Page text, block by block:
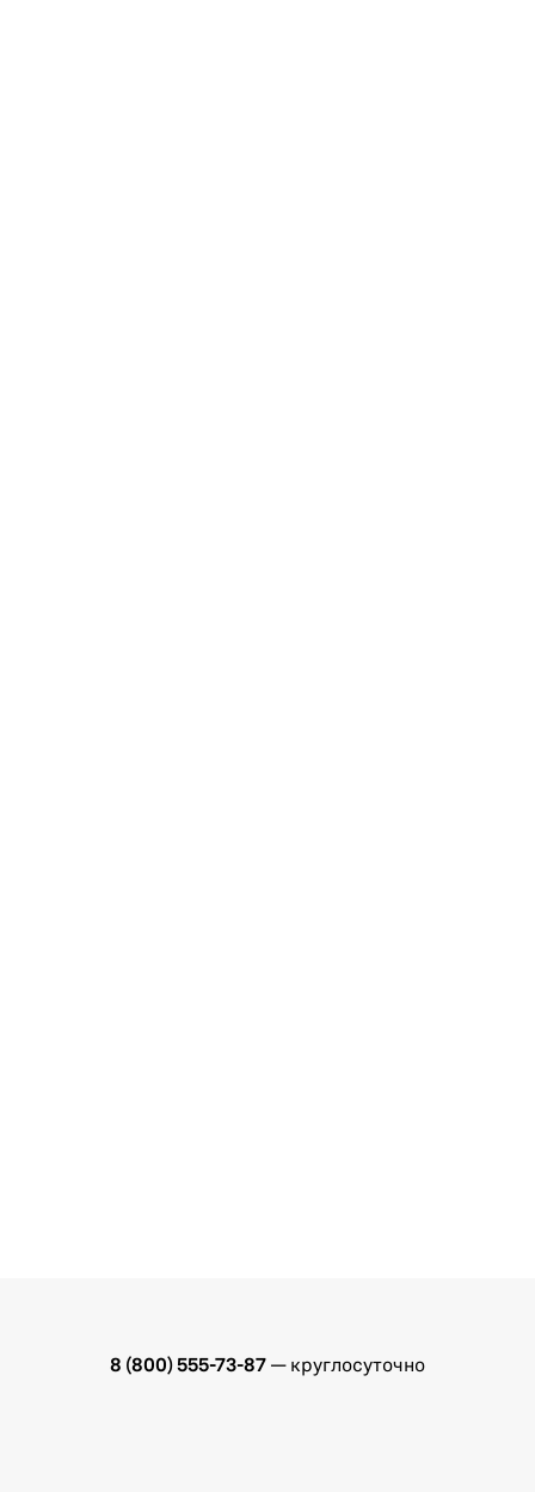
8 (800) 555-73-87 — круглосуточно